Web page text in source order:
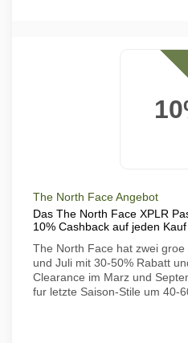
The North Face Angebot
Das The North Face XPLR
10% Cashback auf jeden
The North Face hat zwei
und Juli mit 30-50% Rabatt
Clearance im Marz und
fur letzte Saison-Stile um 40-